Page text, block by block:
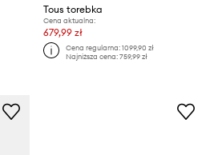
Tous torebka
Cena aktualna:
679,99 zł
Cena regularna:1099,90 zł
Najniższa cena:759,99 zł